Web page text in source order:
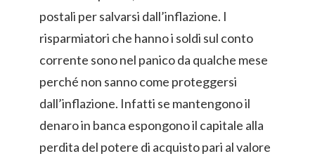
postali per salvarsi dall’inflazione. I
risparmiatori che hanno i soldi sul conto
corrente sono nel panico da qualche mese
perché non sanno come proteggersi
dall’inflazione. Infatti se mantengono il
denaro in banca espongono il capitale alla
perdita del potere di acquisto pari al valore